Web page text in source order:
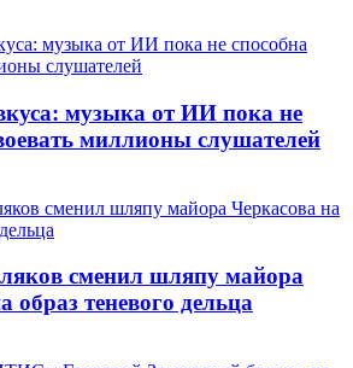
музыка от ИИ пока не
миллионы слушателей
сменил шляпу майора
образ теневого дельца